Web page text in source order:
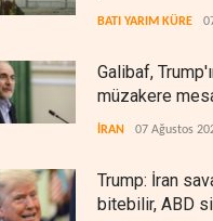
kez durdurdu
BATI YARIM KÜRE
Galibaf,
müzakere
etti
İRAN 07 Ağustos
Trump: İran
bitebilir, ABD